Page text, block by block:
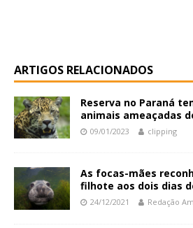
ARTIGOS RELACIONADOS
Reserva no Paraná
animais ameaçadas
09/01/2023 clipping
As focas-mães
filhote aos dois dias
24/12/2021 Redação